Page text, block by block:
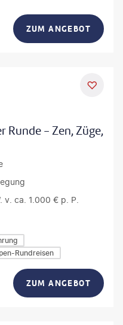
ZUM ANGEBOT
Runde - Zen, Züge,
v. ca. 1.000 € p. P.
Rundreisen
ZUM ANGEBOT